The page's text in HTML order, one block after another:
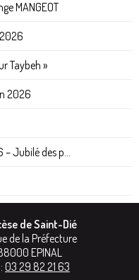
MANGEOT
Taybeh »
2026
Jubilé des p...
de Saint-Dié
de la Préfecture
EPINAL
03 29 82 21 63